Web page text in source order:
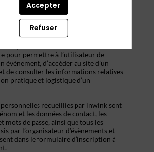
outil de gestion d’évènements qui gère
des participants lors de leur
l’évènement.
certaines données à caractère
pour permettre à l’utilisateur de
évènement, d’accéder au site d’un
de consulter les informations relatives
pratique et logistique d’un
personnelles recueillies par inwink sont
et les données de contact, les
mots de passe, ainsi que tous les
par l’organisateur d’évènements et
dans le formulaire d’inscription à
Accepter
Refuser